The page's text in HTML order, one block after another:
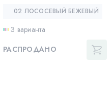
02 ЛОСОСЕВЫЙ БЕЖЕВЫЙ
3 варианта
РАСПРОДАНО